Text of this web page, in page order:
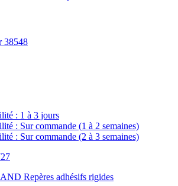
38548
: 1 à 3 jours
: Sur commande (1 à 2 semaines)
: Sur commande (2 à 3 semaines)